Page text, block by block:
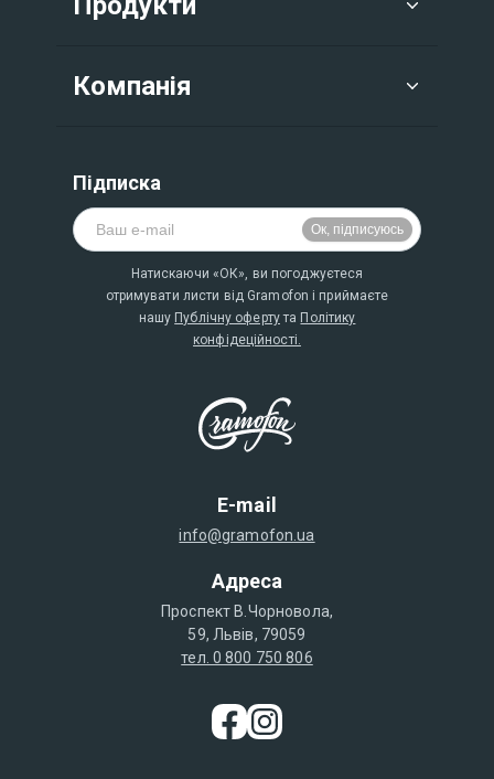
шаблоном "Вінтажна весілля"?
Коли вже зламав голову, що подарувати батькам на пам'ять
про ваше весілля. Коли необхідно зробити оригінальний
E-mail
info@gramofon.ua
Адреса
Проспект В.Чорновола,
59, Львів, 79059
тел. 0 800 750 806
Компанія
Підписка
Натискаючи «ОК», ви погоджуєтеся
отримувати листи від Gramofon і приймаєте
нашу Публічну офертута Політику
конфідеційності.